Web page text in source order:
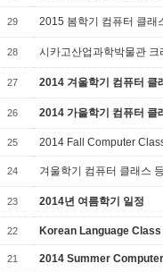
29 2015 봄학기 컴퓨터 클래
28 시카고산업과학박물관
27 2014 겨울학기 컴퓨터 클
26 2014 가을학기 컴퓨터 클
25 2014 Fall Computer
24 겨울학기 컴퓨터 클래스
23 2014년 여름학기 일정
22 Korean Language
21 2014 Summer